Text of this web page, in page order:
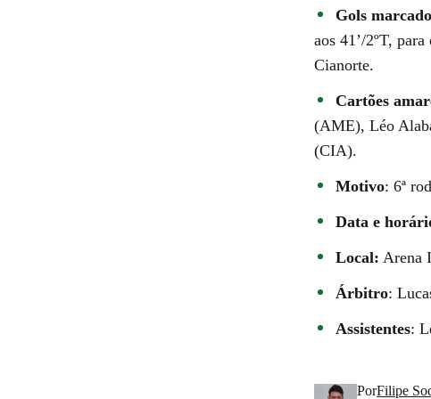
Gols
aos 41’/2ºT,
Cianorte.
Cartões
(AME), Léo
(CIA).
Motivo: 6ª
Data e
Local: Arena
Árbitro:
Assistentes:
PorFilipe